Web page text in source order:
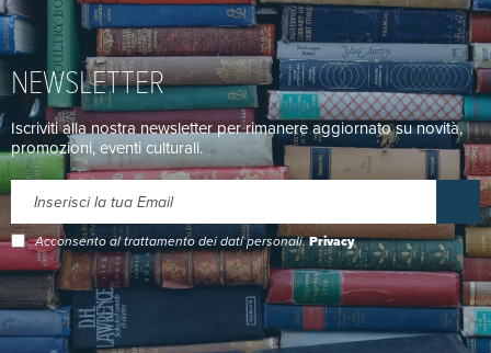
NEWSLETTER
Iscriviti alla nostra newsletter per rimanere aggiornato su novità,
promozioni, eventi culturali.
Acconsento al trattamento dei dati personali.Privacy